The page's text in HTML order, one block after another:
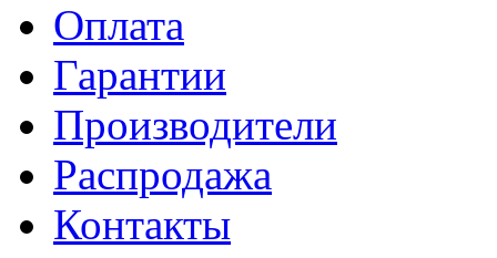
Оплата
Гарантии
Производители
Распродажа
Контакты